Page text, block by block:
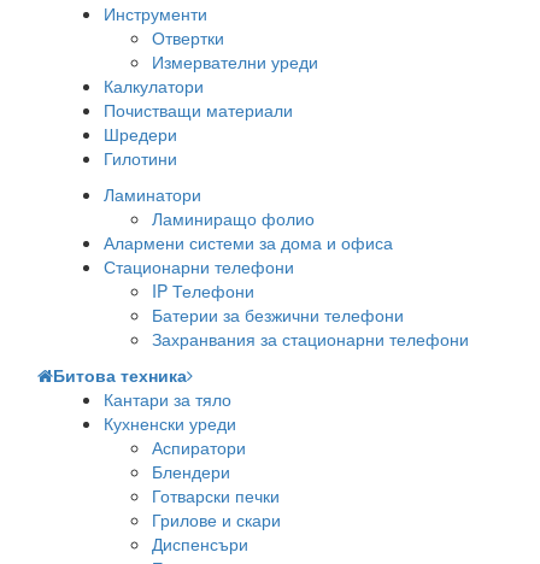
Инструменти
Отвертки
Измервателни уреди
Калкулатори
Почистващи материали
Шредери
Гилотини
Ламинатори
Ламиниращо фолио
Алармени системи за дома и офиса
Стационарни телефони
IP Телефони
Батерии за безжични телефони
Захранвания за стационарни телефони
Битова техника
Кантари за тяло
Кухненски уреди
Аспиратори
Блендери
Готварски печки
Грилове и скари
Диспенсъри